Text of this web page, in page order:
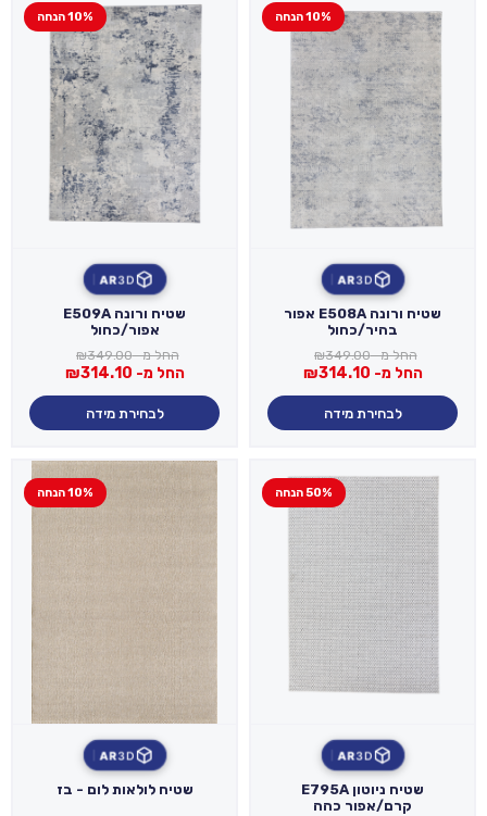
10% הנחה
3D
AR
שטיח ורונה E508A אפור
בהיר/כחול
החל מ- ₪349.00
החל מ- ₪314.10
לבחירת מידה
10% הנחה
3D
AR
שטיח ורונה E509A
אפור/כחול
החל מ- ₪349.00
החל מ- ₪314.10
לבחירת מידה
50% הנחה
3D
AR
שטיח ניוטון E795A
קרם/אפור כהה
10% הנחה
3D
AR
שטיח לולאות לום - בז